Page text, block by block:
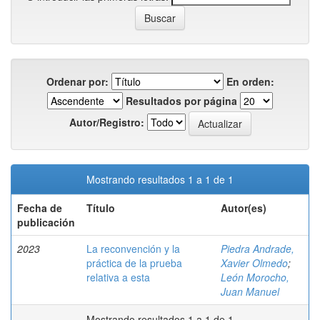
Ordenar por:
En orden:
Resultados por página
Autor/Registro:
Mostrando resultados 1 a 1 de 1
Fecha de
publicación
Título Autor(es)
2023
La reconvención y la
práctica de la prueba
relativa a esta
Piedra Andrade,
Xavier Olmedo;
León Morocho,
Juan Manuel